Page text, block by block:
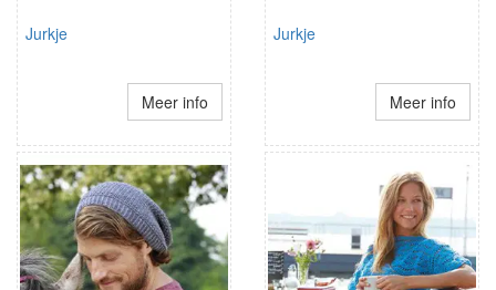
Jurkje
Meer info
Jurkje
Meer info